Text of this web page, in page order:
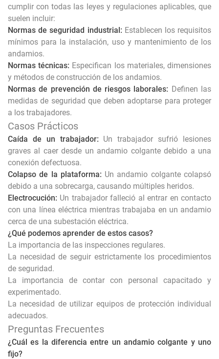
cumplir con todas las leyes y regulaciones aplicables, que
suelen incluir:
Normas de seguridad industrial: Establecen los requisitos
mínimos para la instalación, uso y mantenimiento de los
andamios.
Normas técnicas: Especifican los materiales, dimensiones
y métodos de construcción de los andamios.
Normas de prevención de riesgos laborales: Definen las
medidas de seguridad que deben adoptarse para proteger
a los trabajadores.
Casos Prácticos
Caída de un trabajador: Un trabajador sufrió lesiones
graves al caer desde un andamio colgante debido a una
conexión defectuosa.
Colapso de la plataforma: Un andamio colgante colapsó
debido a una sobrecarga, causando múltiples heridos.
Electrocución: Un trabajador falleció al entrar en contacto
con una línea eléctrica mientras trabajaba en un andamio
cerca de una subestación eléctrica.
¿Qué podemos aprender de estos casos?
La importancia de las inspecciones regulares.
La necesidad de seguir estrictamente los procedimientos
de seguridad.
La importancia de contar con personal capacitado y
experimentado.
La necesidad de utilizar equipos de protección individual
adecuados.
Preguntas Frecuentes
¿Cuál es la diferencia entre un andamio colgante y uno
fijo?